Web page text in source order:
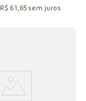
R$ 61 65sem juros